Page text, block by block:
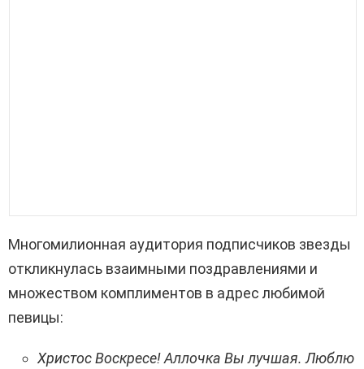
Многомилионная аудитория подписчиков звезды
откликнулась взаимными поздравлениями и
множеством комплиментов в адрес любимой
певицы:
Христос Воскресе! Аллочка Вы лучшая. Люблю